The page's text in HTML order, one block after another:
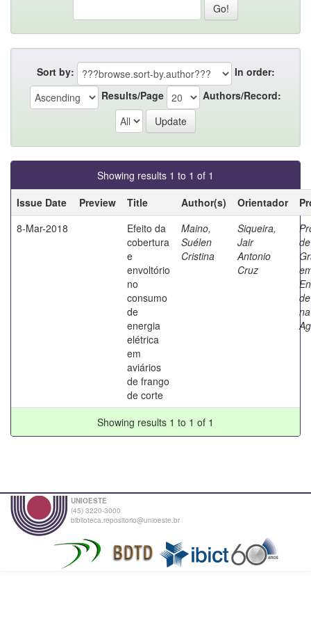
Sort by:
In order:
Results/Page
Authors/Record:
Showing results 1 to 1 of 1
Issue Date
Preview Title Author(s) Orientador
8-Mar-2018
Efeito da
cobertura
e
envoltório
no
consumo
de
energia
elétrica
em
aviários
de frango
de corte
Maino,
Suélen
Cristina
Siqueira,
Jair
Antonio
Cruz
na
Showing results 1 to 1 of 1
UNIOESTE
(45) 3220-3000
biblioteca.repositorio@unioeste.br